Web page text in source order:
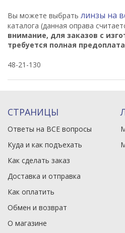
Вы можете выбрать линзы на
каталога (данная оправа
внимание, для заказов с
требуется полная
48-21-130
СТРАНИЦЫ
Ответы на ВСЕ вопросы
Куда и как подъехать
Как сделать заказ
Доставка и отправка
Как оплатить
Обмен и возврат
О магазине